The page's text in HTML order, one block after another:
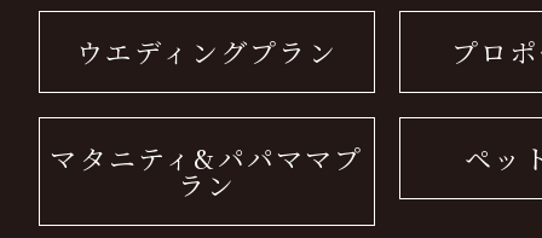
ウエディングプラン プロ
マタニティ&パパママプ
ラン
ペッ